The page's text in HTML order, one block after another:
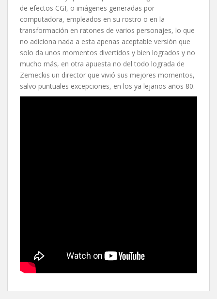
de efectos CGI, o imágenes generadas por
computadora, empleados en su rostro o en la
transformación en ratones de varios personajes, lo que
no adiciona nada a esta apenas aceptable versión que
solo da unos momentos divertidos y bien logrados y no
mucho más, en otra apuesta no del todo lograda de
Zemeckis un director que vivió sus mejores momentos,
salvo puntuales excepciones, en los ya lejanos años 80.